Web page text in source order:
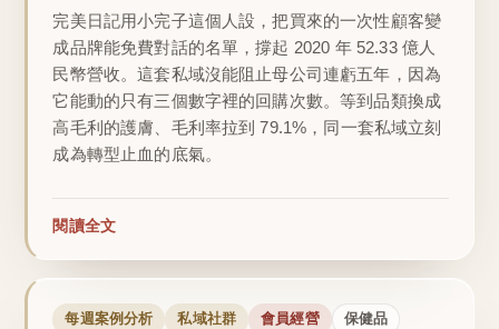
完美日記用小完子這個人設，把買來的一次性顧客變
成品牌能免費對話的名單，撐起 2020 年 52.33 億人
民幣營收。這套私域沒能阻止母公司連虧五年，因為
它能動的只有三個數字裡的回購次數。等到品類換成
高毛利的護膚、毛利率拉到 79.1%，同一套私域立刻
成為轉型止血的底氣。
閱讀全文
每週案例分析 私域社群 會員經營 保健品